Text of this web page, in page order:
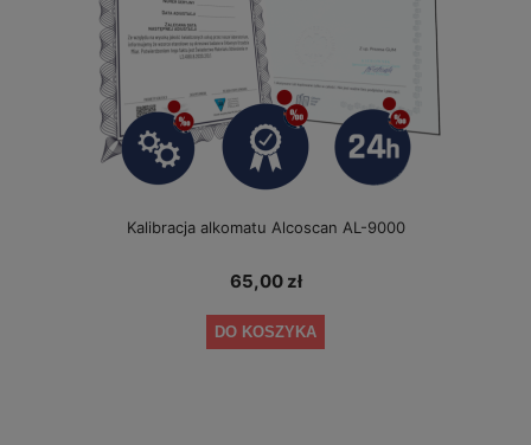
Kalibracja alkomatu Alcoscan AL-9000
65,00 zł
DO KOSZYKA